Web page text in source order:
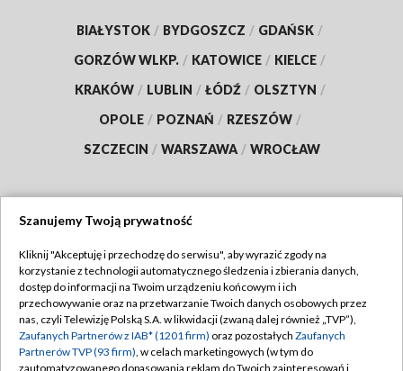
BIAŁYSTOK / BYDGOSZCZ / GDAŃSK /
GORZÓW WLKP. / KATOWICE / KIELCE /
KRAKÓW / LUBLIN / ŁÓDŹ / OLSZTYN /
OPOLE / POZNAŃ / RZESZÓW /
SZCZECIN / WARSZAWA / WROCŁAW
TVP
Abonament TVP
Emisja w TVP
Centrum informacji TVP
Regulamin TVP
Polityka prywatności
Moje zgody
Szanujemy Twoją prywatność
Kliknij "Akceptuję i przechodzę do serwisu", aby wyrazić zgody na
korzystanie z technologii automatycznego śledzenia i zbierania danych,
dostęp do informacji na Twoim urządzeniu końcowym i ich
przechowywanie oraz na przetwarzanie Twoich danych osobowych przez
nas, czyli Telewizję Polską S.A. w likwidacji (zwaną dalej również „TVP”),
Zaufanych Partnerów z IAB* (1201 firm) oraz pozostałych Zaufanych
Partnerów TVP (93 firm), w celach marketingowych (w tym do
zautomatyzowanego dopasowania reklam do Twoich zainteresowań i